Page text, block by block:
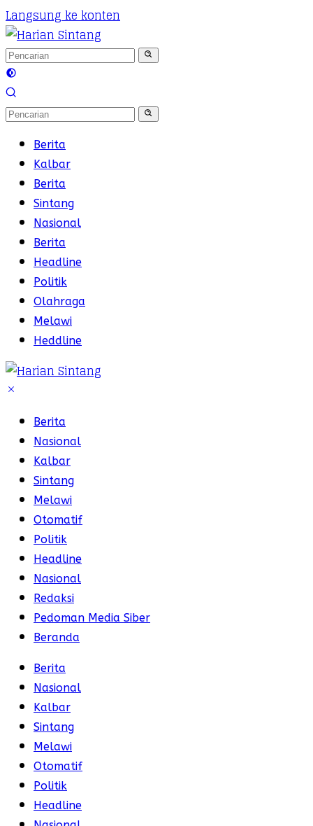
Langsung ke konten
Berita
Kalbar
Berita
Sintang
Nasional
Berita
Headline
Politik
Olahraga
Melawi
Heddline
Berita
Nasional
Kalbar
Sintang
Melawi
Otomatif
Politik
Headline
Nasional
Redaksi
Pedoman Media Siber
Beranda
Berita
Nasional
Kalbar
Sintang
Melawi
Otomatif
Politik
Headline